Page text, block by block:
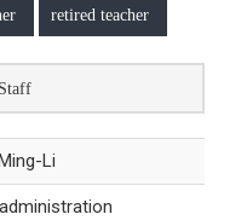
retired teacher
Staff
Li